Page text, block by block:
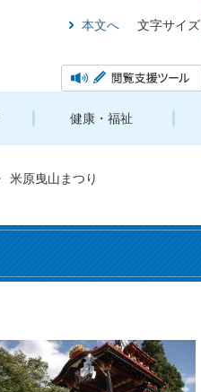
本文へ 文字サイズ
健康・福祉
米原曳山まつり